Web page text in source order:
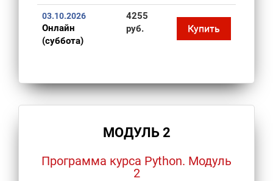
03.10.2026
Онлайн
(суббота)
4255
руб.
Купить
МОДУЛЬ 2
Программа курса Python. Модуль
2